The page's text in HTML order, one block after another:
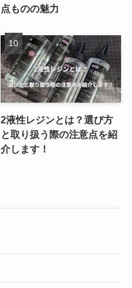
点ものの魅力
2液性レジンとは？選び方
と取り扱う際の注意点を紹
介します！